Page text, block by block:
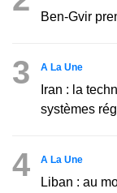
Ben-Gvir
3 A La Une
Iran : la
systèmes
4 A La Une
Liban : au